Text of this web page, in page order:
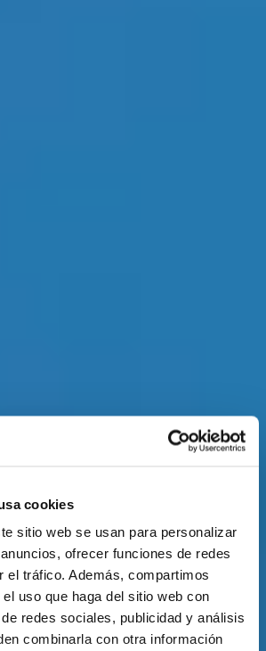
cookies
sitio web se usan para personalizar
ofrecer funciones de redes
el tráfico. Además, compartimos
uso que haga del sitio web con
redes sociales, publicidad y análisis
combinarla con otra información